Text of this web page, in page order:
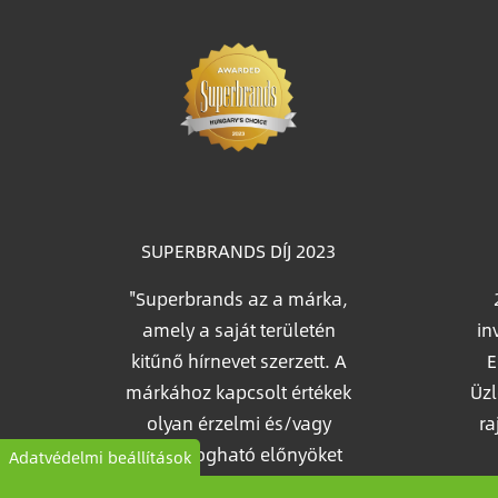
SUPERBRANDS DÍJ 2023
"Superbrands az a márka,
amely a saját területén
kitűnő hírnevet szerzett. A
márkához kapcsolt értékek
olyan érzelmi és/vagy
kézzelfogható előnyöket
nyújtanak, amelyet a
Adatvédelmi beállítások